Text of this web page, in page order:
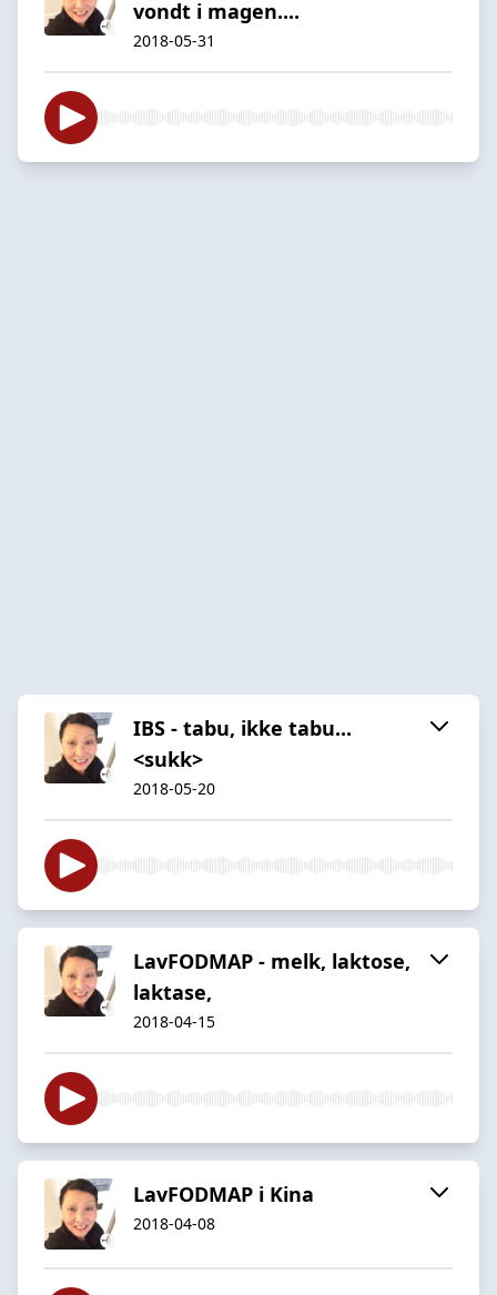
vondt i magen....
2018-05-31
IBS - tabu, ikke tabu...
<sukk>
2018-05-20
LavFODMAP - melk, laktose,
laktase,
2018-04-15
LavFODMAP i Kina
2018-04-08